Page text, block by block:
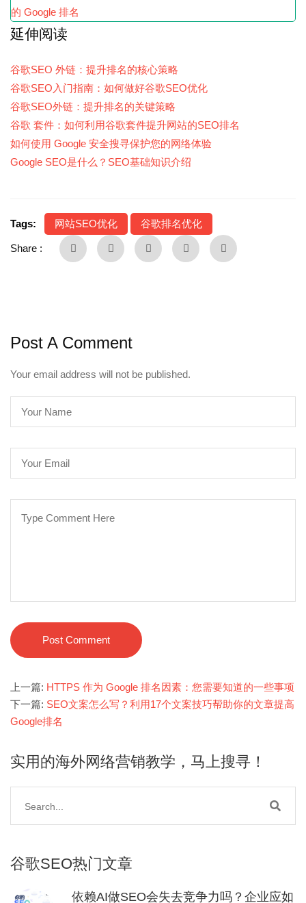
的 Google 排名
延伸阅读
谷歌SEO 外链：提升排名的核心策略
谷歌SEO入门指南：如何做好谷歌SEO优化
谷歌SEO外链：提升排名的关键策略
谷歌 套件：如何利用谷歌套件提升网站的SEO排名
如何使用 Google 安全搜寻保护您的网络体验
Google SEO是什么？SEO基础知识介绍
Tags: 网站SEO优化 谷歌排名优化
Share :
Post A Comment
Your email address will not be published.
Post Comment
上一篇: HTTPS 作为 Google 排名因素：您需要知道的一些事项
下一篇: SEO文案怎么写？利用17个文案技巧帮助你的文章提高
Google排名
实用的海外网络营销教学，马上搜寻！
谷歌SEO热门文章
依赖AI做SEO会失去竞争力吗？企业应如